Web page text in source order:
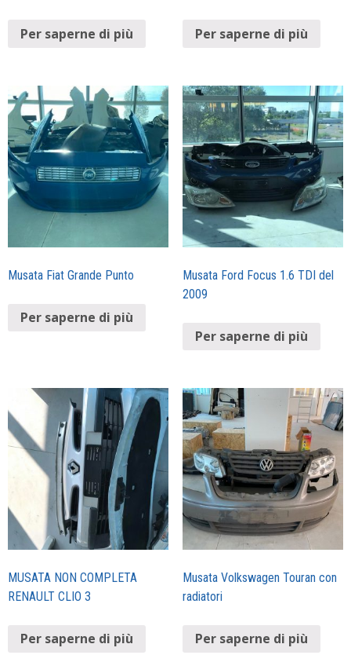
Per saperne di più Per saperne di più
Musata Fiat Grande Punto
Per saperne di più
Musata Ford Focus 1.6 TDI del
2009
Per saperne di più
MUSATA NON COMPLETA
RENAULT CLIO 3
Per saperne di più
Musata Volkswagen Touran con
radiatori
Per saperne di più